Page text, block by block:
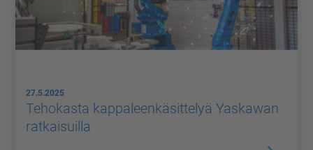
27.5.2025
Tehokasta kappaleenkäsittelyä Yaskawan
ratkaisuilla